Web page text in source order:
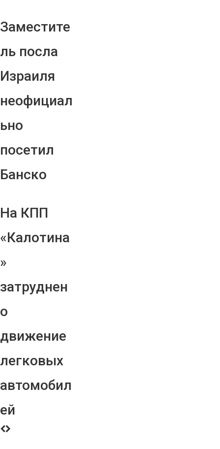
Заместите
ль посла
Израиля
неофициал
ьно
посетил
Банско
На КПП
«Калотина
»
затруднен
о
движение
легковых
автомобил
ей